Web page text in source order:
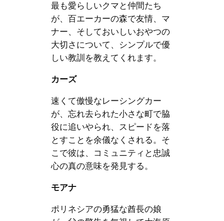
最も愛らしいクマと仲間たち
が、百エーカーの森で友情、マ
ナー、そしておいしいおやつの
大切さについて、シンプルで優
しい教訓を教えてくれます。
カーズ
速くて傲慢なレーシングカー
が、忘れ去られた小さな町で脇
役に追いやられ、スピードを落
とすことを余儀なくされる。そ
こで彼は、コミュニティと忠誠
心の真の意味を発見する。
モアナ
ポリネシアの勇猛な酋長の娘